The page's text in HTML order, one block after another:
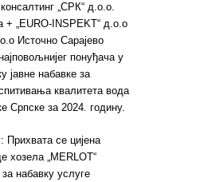
„СРК“ д.о.о.
„ЕURO-INSPEKT“ д.о.о
Источно Сарајево
понуђача у
јавне набавке за
квалитета вода
Српске за 2024. годину.
Прихвата се цијена
хозела „MERLOT“
набавку услуге